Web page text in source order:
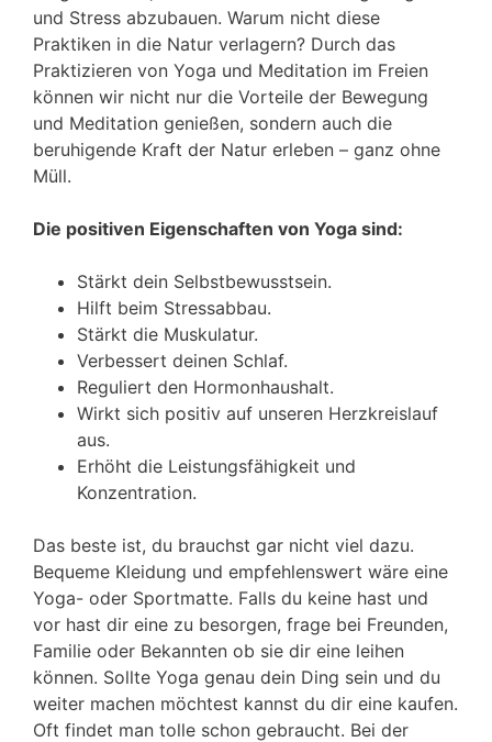
und Stress abzubauen. Warum nicht diese
Praktiken in die Natur verlagern? Durch das
Praktizieren von Yoga und Meditation im Freien
können wir nicht nur die Vorteile der Bewegung
und Meditation genießen, sondern auch die
beruhigende Kraft der Natur erleben – ganz ohne
Müll.
Die positiven Eigenschaften von Yoga sind:
Stärkt dein Selbstbewusstsein.
Hilft beim Stressabbau.
Stärkt die Muskulatur.
Verbessert deinen Schlaf.
Reguliert den Hormonhaushalt.
Wirkt sich positiv auf unseren Herzkreislauf
aus.
Erhöht die Leistungsfähigkeit und
Konzentration.
Das beste ist, du brauchst gar nicht viel dazu.
Bequeme Kleidung und empfehlenswert wäre eine
Yoga- oder Sportmatte. Falls du keine hast und
vor hast dir eine zu besorgen, frage bei Freunden,
Familie oder Bekannten ob sie dir eine leihen
können. Sollte Yoga genau dein Ding sein und du
weiter machen möchtest kannst du dir eine kaufen.
Oft findet man tolle schon gebraucht. Bei der